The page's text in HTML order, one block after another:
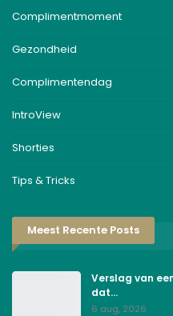
Complimentmoment
Gezondheid
Complimentendag
IntroView
Shorties
Tips & Tricks
Meest Recente Posts
Verslag van
dat…
6 aug, 2026